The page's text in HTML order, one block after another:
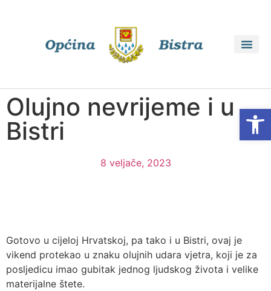
Olujno nevrijeme i u
Bistri
8 veljače, 2023
Gotovo u cijeloj Hrvatskoj, pa tako i u Bistri, ovaj je
vikend protekao u znaku olujnih udara vjetra, koji je za
posljedicu imao gubitak jednog ljudskog života i velike
materijalne štete.